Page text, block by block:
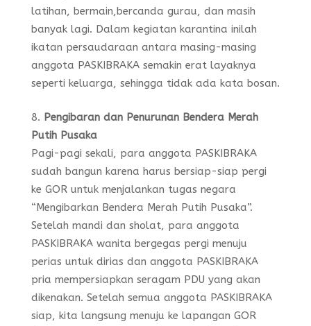
latihan, bermain,bercanda gurau, dan masih
banyak lagi. Dalam kegiatan karantina inilah
ikatan persaudaraan antara masing-masing
anggota PASKIBRAKA semakin erat layaknya
seperti keluarga, sehingga tidak ada kata bosan.
Pengibaran dan Penurunan Bendera Merah
Putih Pusaka
Pagi-pagi sekali, para anggota PASKIBRAKA
sudah bangun karena harus bersiap-siap pergi
ke GOR untuk menjalankan tugas negara
“Mengibarkan Bendera Merah Putih Pusaka”.
Setelah mandi dan sholat, para anggota
PASKIBRAKA wanita bergegas pergi menuju
perias untuk dirias dan anggota PASKIBRAKA
pria mempersiapkan seragam PDU yang akan
dikenakan. Setelah semua anggota PASKIBRAKA
siap, kita langsung menuju ke lapangan GOR